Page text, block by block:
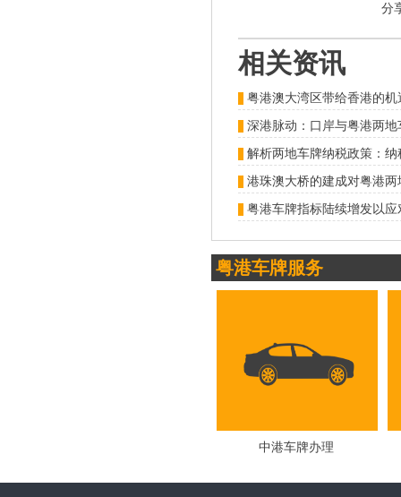
分
相关资讯
粤港澳大湾区带给香港的
深港脉动：口岸与粤港两
解析两地车牌纳税政策：
港珠澳大桥的建成对粤港
粤港车牌指标陆续增发以
粤港车牌服务
中港车牌办理